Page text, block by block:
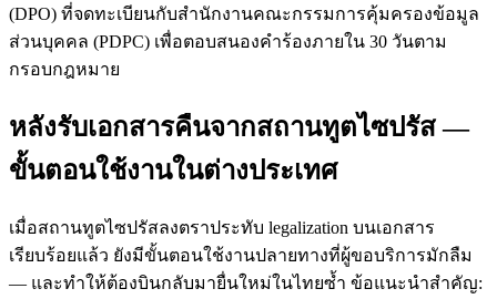
(DPO) ที่จดทะเบียนกับสำนักงานคณะกรรมการคุ้มครองข้อมูล
ส่วนบุคคล (PDPC) เพื่อตอบสนองคำร้องภายใน 30 วันตาม
กรอบกฎหมาย
หลังรับเอกสารคืนจากสถานทูตไซปรัส —
ขั้นตอนใช้งานในต่างประเทศ
เมื่อสถานทูตไซปรัสลงตราประทับ legalization บนเอกสาร
เรียบร้อยแล้ว ยังมีขั้นตอนใช้งานปลายทางที่ผู้ขอบริการมักลืม
— และทำให้ต้องบินกลับมายื่นใหม่ในไทยซ้ำ ข้อแนะนำสำคัญ: